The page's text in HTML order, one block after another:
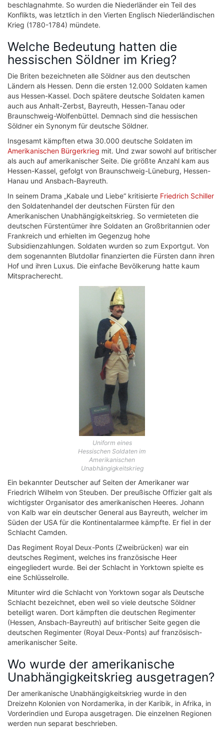
beschlagnahmte. So wurden die Niederländer ein Teil des
Konflikts, was letztlich in den Vierten Englisch Niederländischen
Krieg (1780-1784) mündete.
Welche Bedeutung hatten die
hessischen Söldner im Krieg?
Die Briten bezeichneten alle Söldner aus den deutschen
Ländern als Hessen. Denn die ersten 12.000 Soldaten kamen
aus Hessen-Kassel. Doch spätere deutsche Soldaten kamen
auch aus Anhalt-Zerbst, Bayreuth, Hessen-Tanau oder
Braunschweig-Wolfenbüttel. Demnach sind die hessischen
Söldner ein Synonym für deutsche Söldner.
Insgesamt kämpften etwa 30.000 deutsche Soldaten im
Amerikanischen Bürgerkrieg mit. Und zwar sowohl auf britischer
als auch auf amerikanischer Seite. Die größte Anzahl kam aus
Hessen-Kassel, gefolgt von Braunschweig-Lüneburg, Hessen-
Hanau und Ansbach-Bayreuth.
In seinem Drama „Kabale und Liebe“ kritisierte Friedrich Schiller
den Soldatenhandel der deutschen Fürsten für den
Amerikanischen Unabhängigkeitskrieg. So vermieteten die
deutschen Fürstentümer ihre Soldaten an Großbritannien oder
Frankreich und erhielten im Gegenzug hohe
Subsidienzahlungen. Soldaten wurden so zum Exportgut. Von
dem sogenannten Blutdollar finanzierten die Fürsten dann ihren
Hof und ihren Luxus. Die einfache Bevölkerung hatte kaum
Mitspracherecht.
Uniform eines
Hessischen Soldaten im
Amerikanischen
Unabhängigkeitskrieg
Ein bekannter Deutscher auf Seiten der Amerikaner war
Friedrich Wilhelm von Steuben. Der preußische Offizier galt als
wichtigster Organisator des amerikanischen Heeres. Johann
von Kalb war ein deutscher General aus Bayreuth, welcher im
Süden der USA für die Kontinentalarmee kämpfte. Er fiel in der
Schlacht Camden.
Das Regiment Royal Deux-Ponts (Zweibrücken) war ein
deutsches Regiment, welches ins französische Heer
eingegliedert wurde. Bei der Schlacht in Yorktown spielte es
eine Schlüsselrolle.
Mitunter wird die Schlacht von Yorktown sogar als Deutsche
Schlacht bezeichnet, eben weil so viele deutsche Söldner
beteiligt waren. Dort kämpften die deutschen Regimenter
(Hessen, Ansbach-Bayreuth) auf britischer Seite gegen die
deutschen Regimenter (Royal Deux-Ponts) auf französisch-
amerikanischer Seite.
Wo wurde der amerikanische
Unabhängigkeitskrieg ausgetragen?
Der amerikanische Unabhängigkeitskrieg wurde in den
Dreizehn Kolonien von Nordamerika, in der Karibik, in Afrika, in
Vorderindien und Europa ausgetragen. Die einzelnen Regionen
werden nun separat beschrieben.